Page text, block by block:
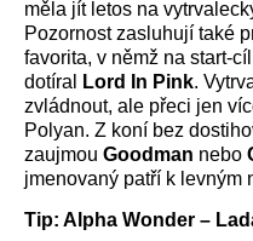
měla jít letos na
Pozornost zasluhují také
favorita, v němž na start-
dotíral
Lord In Pink.
zvládnout, ale přeci jen
Polyan. Z koní bez
zaujmou Goodman nebo
jmenovaný patří k levným
Tip: Alpha Wonder –